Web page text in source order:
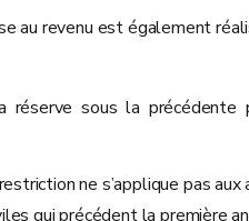
au revenu est également
réserve sous la
ne s’applique pas
qui précédent la première